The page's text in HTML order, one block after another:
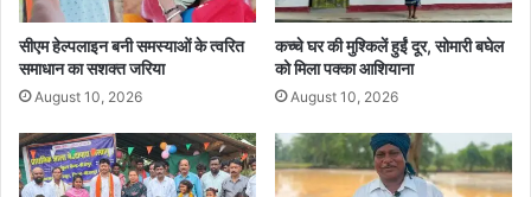
स
फ
ल
नि
च
न
के
T
प्रो
ग्रा
म
सीएम हेल्पलाइन बनी समस्याओं के त्वरित
समाधान का सशक्त जरिया
August 10, 2026
कच्चे घर की मुश्किलें हुईं दूर, सोमारी बघेल
को मिला पक्का आशियाना
August 10, 2026